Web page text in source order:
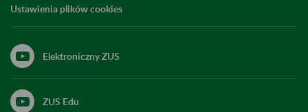
Ustawienia plików cookies
Elektroniczny ZUS
ZUS Edu